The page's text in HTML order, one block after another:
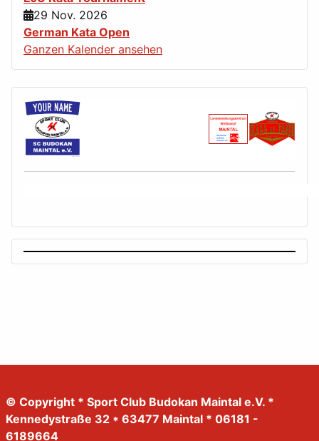
29 Nov. 2026
German Kata Open
Ganzen Kalender ansehen
© Copyright * Sport Club Budokan Maintal e.V. *
Kennedystraße 32 * 63477 Maintal * 06181 -
6189664